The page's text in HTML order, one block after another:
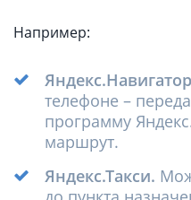
Например:
телефоне –
программу
маршрут.
Яндекс.Такси.